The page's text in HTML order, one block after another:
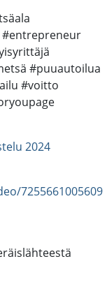
#puuautoilua
#voitto
2024
7255661005609